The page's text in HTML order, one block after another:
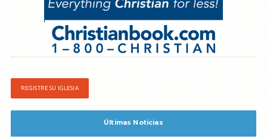
REGISTRE SU IGLESIA
Últimas Noticias